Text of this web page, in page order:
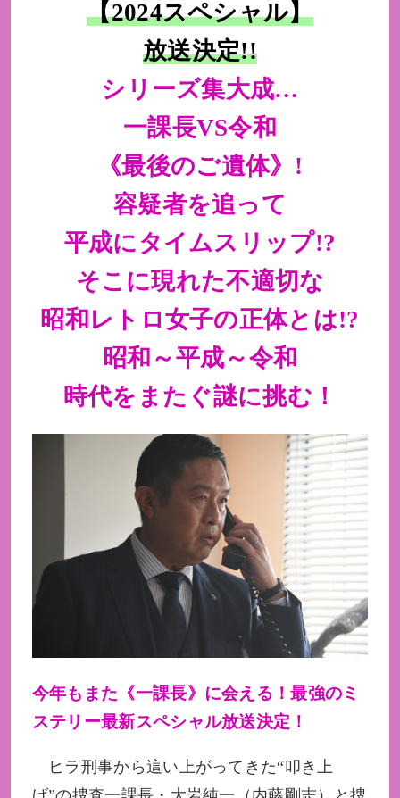
【2024スペシャル】
放送決定!!
シリーズ集大成…
一課長VS令和
《最後のご遺体》!
容疑者を追って
平成にタイムスリップ!?
そこに現れた不適切な
昭和レトロ女子の正体とは!?
昭和～平成～令和
時代をまたぐ謎に挑む！
今年もまた《一課長》に会える！最強のミ
ステリー最新スペシャル放送決定！
ヒラ刑事から這い上がってきた“叩き上